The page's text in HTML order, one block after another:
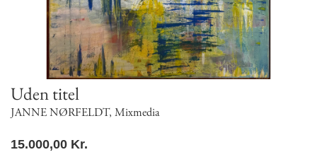
Uden titel
JANNE NØRFELDT, Mixmedia
15.000,00 Kr.